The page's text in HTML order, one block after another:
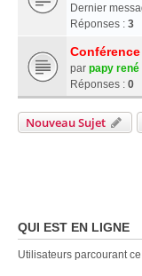
Dernier
Réponses : 3
par papy rené
Réponses : 0
Nouveau Sujet
QUI EST EN LIGNE
Utilisateurs parcourant